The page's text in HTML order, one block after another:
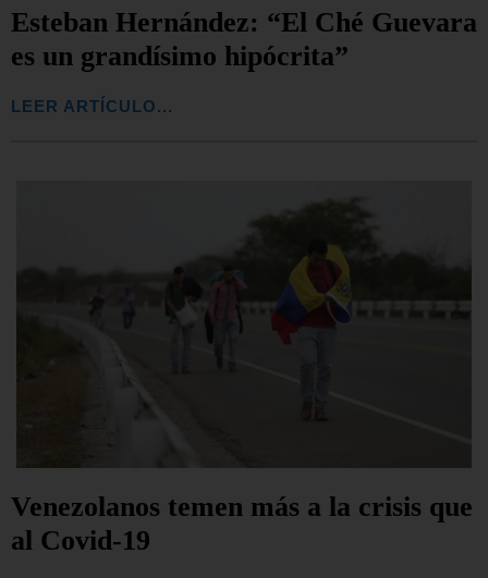
Esteban Hernández: “El Ché Guevara
es un grandísimo hipócrita”
LEER ARTÍCULO...
Venezolanos temen más a la crisis que
al Covid-19